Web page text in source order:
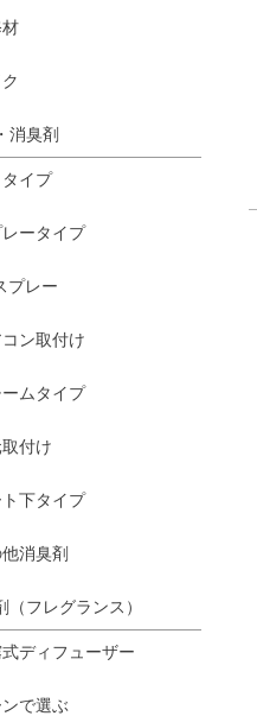
消臭剤
イプ
ータイプ
プレー
ン取付け
ムタイプ
付け
下タイプ
消臭剤
（フレグランス）
ディフューザー
で選ぶ